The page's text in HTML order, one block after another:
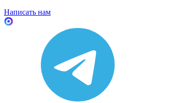
Написать нам